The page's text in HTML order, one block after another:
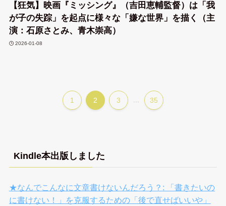
【狂気】映画『ミッシング』（吉田恵輔監督）は「我
が子の失踪」を起点に様々な「嫌な世界」を描く（主
演：石原さとみ、青木崇高）
2026-01-08
1 2 3 35
Kindle本出版しました
★なんでこんなに文章書けないんだろう？: 「書きたいの
に書けない！」を克服するための「後で直せばいいや」